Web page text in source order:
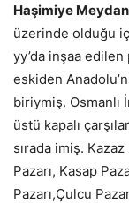
Haşimiye
üzerinde olduğu
yy’da inşaa edilen
eskiden
biriymiş. Osmanlı
üstü kapalı
sırada imiş. Kazaz
Pazarı, Kasap
Pazarı,Çulcu